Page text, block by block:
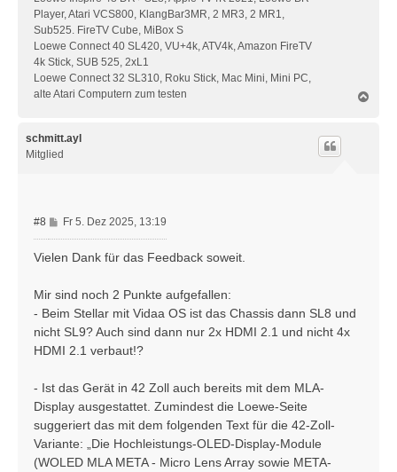
Player, Atari VCS800, KlangBar3MR, 2 MR3, 2 MR1,
Sub525. FireTV Cube, MiBox S
Loewe Connect 40 SL420, VU+4k, ATV4k, Amazon FireTV
4k Stick, SUB 525, 2xL1
Loewe Connect 32 SL310, Roku Stick, Mac Mini, Mini PC,
alte Atari Computern zum testen
schmitt.ayl
Mitglied
#8
B
e
i
a
g
Fr 5. Dez 2025, 13:19
Vielen Dank für das Feedback soweit.
Mir sind noch 2 Punkte aufgefallen:
- Beim Stellar mit Vidaa OS ist das Chassis dann SL8 und
nicht SL9? Auch sind dann nur 2x HDMI 2.1 und nicht 4x
HDMI 2.1 verbaut!?
- Ist das Gerät in 42 Zoll auch bereits mit dem MLA-
Display ausgestattet. Zumindest die Loewe-Seite
suggeriert das mit dem folgenden Text für die 42-Zoll-
Variante: „Die Hochleistungs-OLED-Display-Module
(WOLED MLA META - Micro Lens Array sowie META-